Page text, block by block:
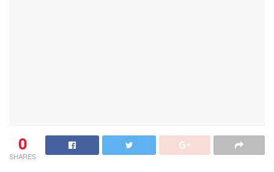
0
SHARES